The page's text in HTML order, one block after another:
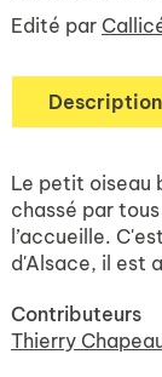
Edité par
Description
Le petit oiseau
chassé par
l’accueille.
d'Alsace, il est
Contributeurs
Thierry